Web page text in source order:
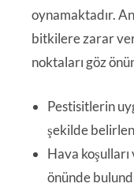
oynamaktadır.
bitkilere zarar
noktaları göz
Pestisitlerin
şekilde
Hava
önünde